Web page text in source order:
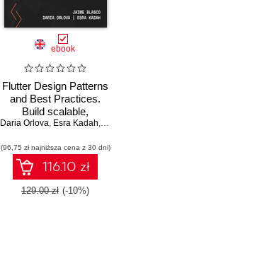
ebook
Flutter Design Patterns
and Best Practices.
Build scalable,
maintainable, and
using effective
architectural principles
Daria Orlova, Esra Kadah, Jaime Blasco
(96,75 zł najniższa cena z 30 dni)
116.10 zł
129.00 zł (-10%)